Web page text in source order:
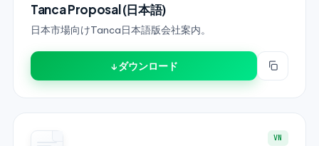
Tanca Proposal (日本語)
日本市場向けTanca日本語版会社案内。
↓ ダウンロード
VN